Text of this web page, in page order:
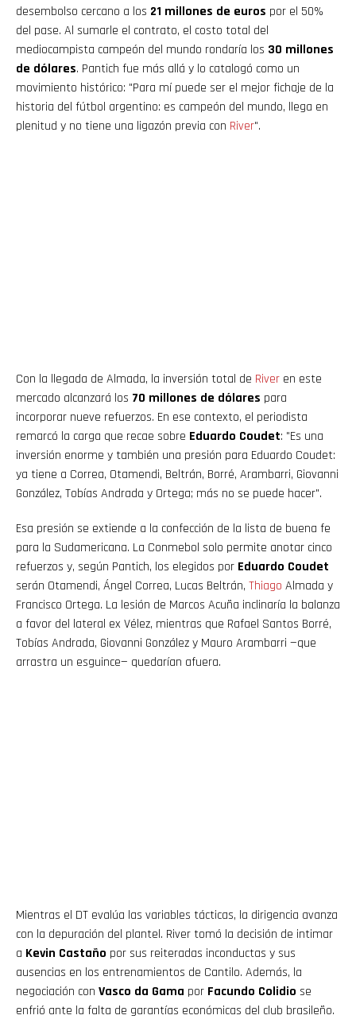
desembolso cercano a los 21 millones de euros por el 50%
del pase. Al sumarle el contrato, el costo total del
mediocampista campeón del mundo rondaría los 30 millones
de dólares. Pantich fue más allá y lo catalogó como un
movimiento histórico: "Para mí puede ser el mejor fichaje de la
historia del fútbol argentino: es campeón del mundo, llega en
plenitud y no tiene una ligazón previa con River".
Con la llegada de Almada, la inversión total de River en este
mercado alcanzará los 70 millones de dólares para
incorporar nueve refuerzos. En ese contexto, el periodista
remarcó la carga que recae sobre Eduardo Coudet: "Es una
inversión enorme y también una presión para Eduardo Coudet:
ya tiene a Correa, Otamendi, Beltrán, Borré, Arambarri, Giovanni
González, Tobías Andrada y Ortega; más no se puede hacer".
Esa presión se extiende a la confección de la lista de buena fe
para la Sudamericana. La Conmebol solo permite anotar cinco
refuerzos y, según Pantich, los elegidos por Eduardo Coudet
serán Otamendi, Ángel Correa, Lucas Beltrán, Thiago Almada y
Francisco Ortega. La lesión de Marcos Acuña inclinaría la balanza
a favor del lateral ex Vélez, mientras que Rafael Santos Borré,
Tobías Andrada, Giovanni González y Mauro Arambarri —que
arrastra un esguince— quedarían afuera.
Mientras el DT evalúa las variables tácticas, la dirigencia avanza
con la depuración del plantel. River tomó la decisión de intimar
a Kevin Castaño por sus reiteradas inconductas y sus
ausencias en los entrenamientos de Cantilo. Además, la
negociación con Vasco da Gama por Facundo Colidio se
enfrió ante la falta de garantías económicas del club brasileño.